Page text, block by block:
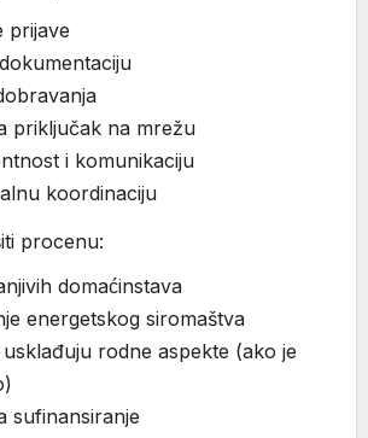
prijave
priključak na mrežu
i komunikaciju
koordinaciju
procenu:
domaćinstava
energetskog siromaštva
rodne aspekte (ako je
sufinansiranje